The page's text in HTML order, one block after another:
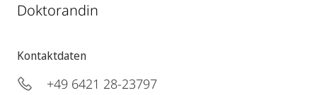
Doktorandin
Kontaktdaten
+49 6421 28-23797